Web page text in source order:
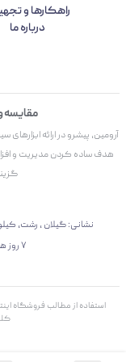
راهکارها و
درباره ما
مقایسه
آرومین، پیشرو در ارائه
هدف ساده کردن مدیریت و
نشانی: گیلان ، رشت، کیلومتر 7 جاده رشت انزلی، مجتمع تجاری
۷ روز هفته، ۲۴ ساعته پاسخگوی شما هستیم
استفاده از مطالب فروشگاه